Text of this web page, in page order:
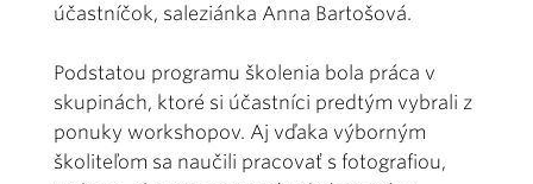
účastníčok, saleziánka Anna Bartošová.
Podstatou programu školenia bola práca v
skupinách, ktoré si účastníci predtým vybrali z
ponuky workshopov. Aj vďaka výborným
školiteľom sa naučili pracovať s fotografiou,